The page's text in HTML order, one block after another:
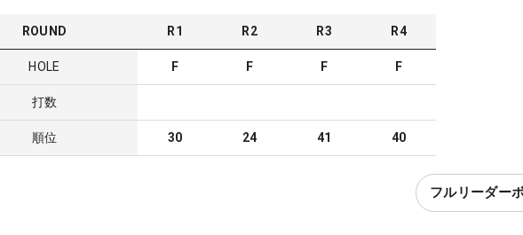
ROUND R1 R2 R3 R4
HOLE F F F F
打数
順位 30 24 41 40
フルリーダー